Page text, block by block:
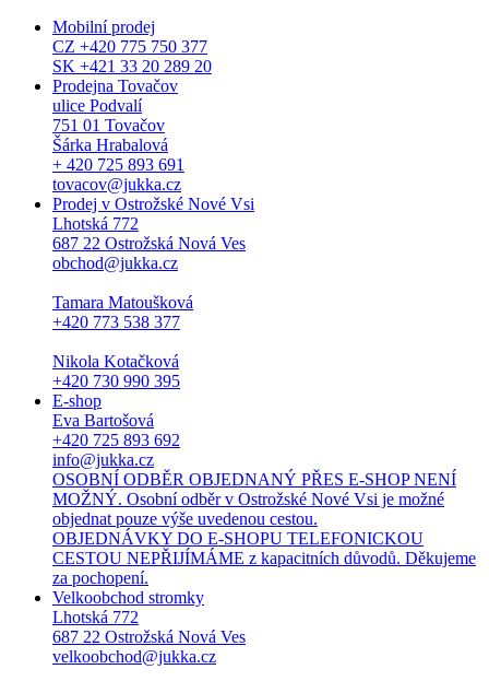
Mobilní prodej
CZ +420 775 750 377
SK +421 33 20 289 20
Prodejna Tovačov
ulice Podvalí
751 01 Tovačov
Šárka Hrabalová
+ 420 725 893 691
tovacov@jukka.cz
Prodej v Ostrožské Nové Vsi
Lhotská 772
687 22 Ostrožská Nová Ves
obchod@jukka.cz
Tamara Matoušková
+420 773 538 377
Nikola Kotačková
+420 730 990 395
E-shop
Eva Bartošová
+420 725 893 692
info@jukka.cz
OSOBNÍ ODBĚR OBJEDNANÝ PŘES E-SHOP NENÍ
MOŽNÝ. Osobní odběr v Ostrožské Nové Vsi je možné
objednat pouze výše uvedenou cestou.
OBJEDNÁVKY DO E-SHOPU TELEFONICKOU
CESTOU NEPŘIJÍMÁME z kapacitních důvodů. Děkujeme
za pochopení.
Velkoobchod stromky
Lhotská 772
687 22 Ostrožská Nová Ves
velkoobchod@jukka.cz